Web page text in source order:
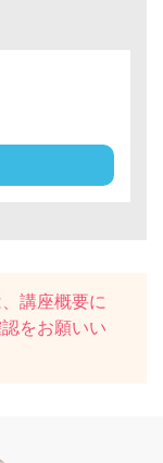
講座概要に
をお願いい